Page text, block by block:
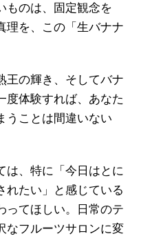
ものは、固定観念を
理を、この「生バナナ
の輝き、そしてバナ
度体験すれば、あなた
うことは間違いない
は、特に「今日はとに
れたい」と感じている
ってほしい。日常のテ
なフルーツサロンに変